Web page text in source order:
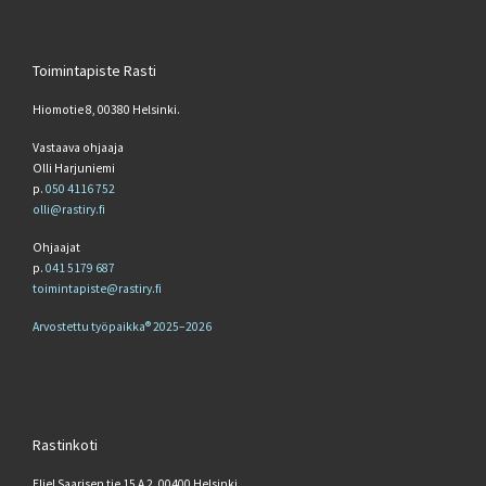
Toimintapiste Rasti
Hiomotie 8, 00380 Helsinki.
Vastaava ohjaaja
Olli Harjuniemi
p. 050 4116 752
olli@rastiry.fi
Ohjaajat
p. 041 5179 687
toimintapiste@rastiry.fi
Arvostettu työpaikka® 2025–2026
Rastinkoti